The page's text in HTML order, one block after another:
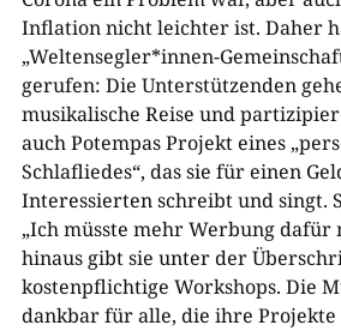
Inflation nicht leichter ist. Daher
„Weltensegler*innen-
gerufen: Die Unterstützenden
musikalische Reise und
auch Potempas Projekt eines
Schlafliedes“, das sie für einen
Interessierten schreibt und singt.
„Ich müsste mehr Werbung dafür
hinaus gibt sie unter der
kostenpflichtige Workshops. Die
dankbar für alle, die ihre